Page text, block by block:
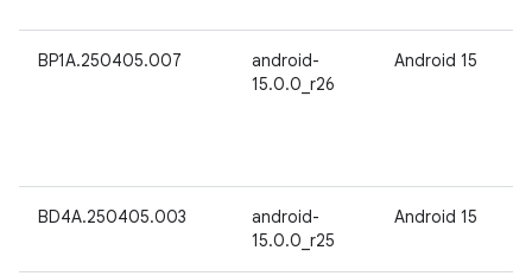
BP1A.250405.007
android-
15.0.0_r26
Android 15
BD4A.250405.003
android-
15.0.0_r25
Android 15